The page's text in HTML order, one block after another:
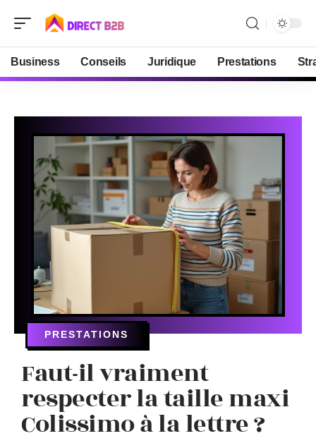
Business Conseils Juridique Prestations
PRESTATIONS
Faut-il vraiment
respecter la taille maxi
Colissimo à la lettre ?